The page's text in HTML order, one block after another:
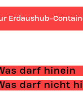
Erdaushub-
darf hinein
darf nicht